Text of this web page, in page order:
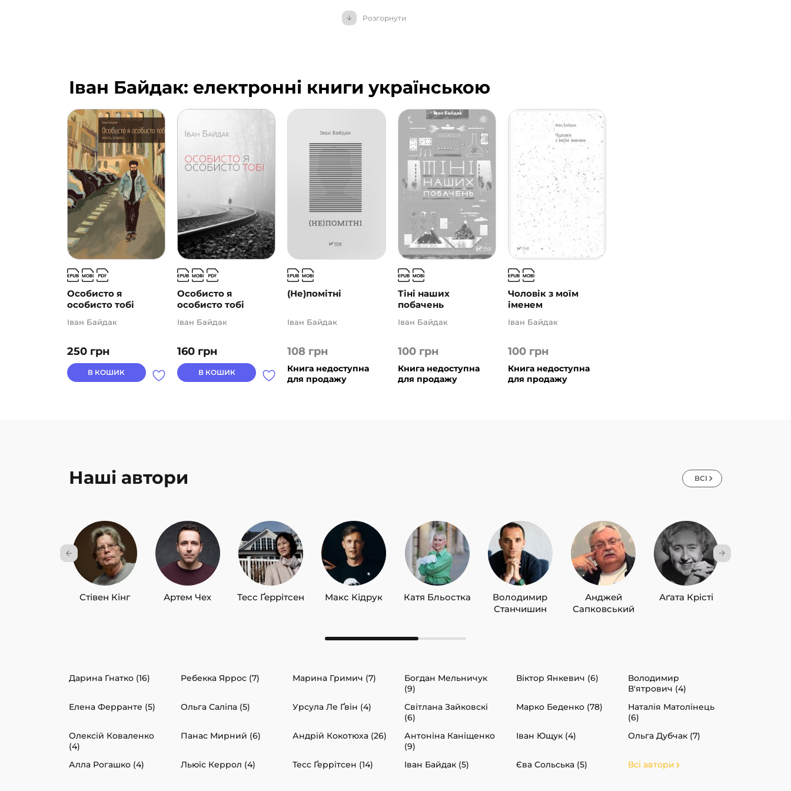
У своїй творчості надає перевагу короткій прозі, де майстерно розкриває історію
Сам автор про свою книгу «Чоловік з моїм іменем» (2019, «Vivat» каже: «
написав до цього – це, звісно, непогана література, але гадаю, що це своєрідна
хитавиця, просто пошук себе. Там я експериментував із жанрами, тематикою,
лексикою. Але, зрештою, дійшов висновку, що хочу писати тільки схожі на цю
книги».
Ця та інші книги доступні для електронного замовлення на нашому сайті.
Надихайся. Дізнавайся. Розвивайся.
Розгорнути
Іван Байдак: електронні книги українською
Особисто я
особисто тобі
250 грн
Іван Байдак
В КОШИК
Особисто я
особисто тобі
160 грн
Іван Байдак
В КОШИК
(Не)помітні
108 грн
Іван Байдак
Книга недоступна
для продажу
Тіні наших
побачень
100 грн
Іван Байдак
Книга недоступна
для продажу
Чоловік з моїм
іменем
100 грн
Іван Байдак
Книга недоступна
для продажу
Наші автори ВСІ
Стівен Кінг Артем Чех Тесс Ґеррітсен Макс Кідрук Катя Бльостка
Володимир
Станчишин
Анджей
Сапковський
Аґата Крісті
Дарина Гнатко (16) Ребекка Яррос (7) Марина Гримич (7)
Богдан Мельничук
(9)
Віктор Янкевич (6)
Володимир
В'ятрович (4)
Елена Ферранте (5)
Ольга Саліпа (5) Урсула Ле Ґвін (4)
Світлана Зайковскі
(6)
Марко Беденко (78)
Наталія Матолінець
(6)
Олексій Коваленко
(4)
Панас Мирний (6) Андрій Кокотюха (26)
Антоніна Каніщенко
(9)
Іван Ющук (4) Ольга Дубчак (7)
Алла Рогашко (4) Льюїс Керрол (4) Тесс Ґеррітсен (14) Іван Байдак (5) Єва Сольська (5) Всі автори